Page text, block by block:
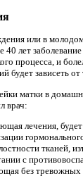
или в
лет
процесса, и
будет зависеть от
матки в
врач:
лечения,
тканей,
с
без